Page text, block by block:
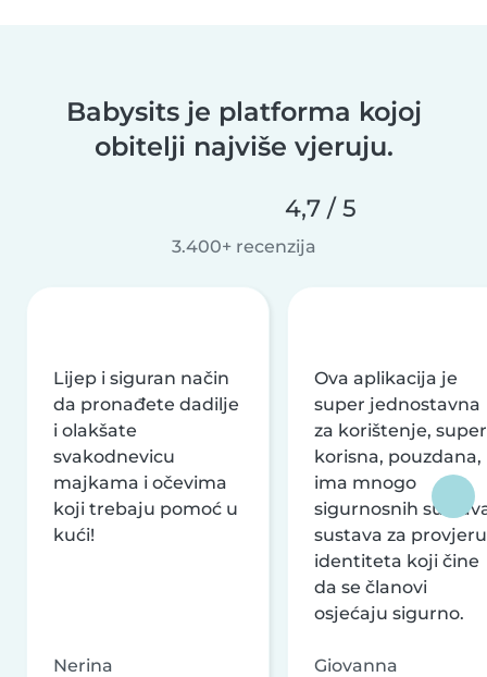
Babysits je platforma kojoj
obitelji najviše vjeruju.
4,7 / 5
3.400+ recenzija
Lijep i siguran način
da pronađete dadilje
i olakšate
svakodnevicu
majkama i očevima
koji trebaju pomoć u
kući!
Nerina
Ova aplikacija je
super jednostavna
za korištenje, super
korisna, pouzdana,
ima mnogo
sigurnosnih
sustava za provjeru
identiteta koji čine
da se članovi
osjećaju sigurno.
Giovanna